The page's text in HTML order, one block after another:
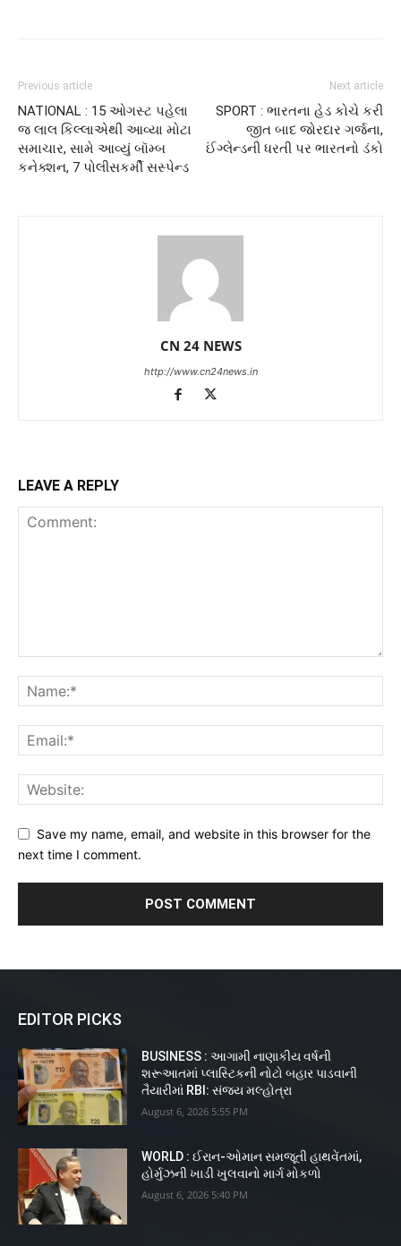
Previous article
NATIONAL : 15 ઓગસ્ટ પહેલા
જ લાલ કિલ્લાએથી આવ્યા મોટા
સમાચાર, સામે આવ્યું બૉમ્બ
કનેક્શન, 7 પોલીસકર્મી સસ્પેન્ડ
Next article
SPORT : ભારતના હેડ કોચે કરી
જીત બાદ જોરદાર ગર્જના,
ઈંગ્લેન્ડની ધરતી પર ભારતનો ડંકો
CN 24 NEWS
http://www.cn24news.in
LEAVE A REPLY
Save my name, email, and website in this browser for the
next time I comment.
EDITOR PICKS
BUSINESS : આગામી નાણાકીય વર્ષની
શરૂઆતમાં પ્લાસ્ટિકની નોટો બહાર પાડવાની
તૈયારીમાં RBI: સંજય મલ્હોત્રા
August 6, 2026 5:55 PM
WORLD : ઈરાન-ઓમાન સમજૂતી હાથવેંતમાં,
હોર્મુઝની ખાડી ખુલવાનો માર્ગ મોકળો
August 6, 2026 5:40 PM